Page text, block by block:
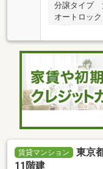
分譲タイプ
オートロッ
賃貸マンション
東京
11階建